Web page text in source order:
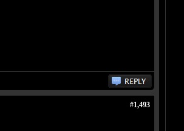
#1,493